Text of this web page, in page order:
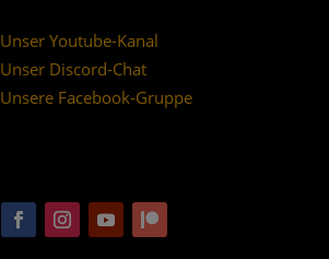
Unser Youtube-Kanal
Unser Discord-Chat
Unsere Facebook-Gruppe